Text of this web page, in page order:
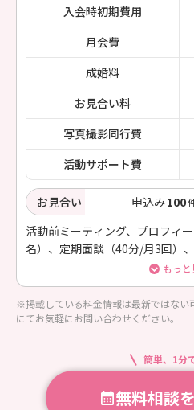
入会時初期費用
月会費
成婚料
お見合い料
写真撮影同行費
活動サポート費
お見合い 申込み100
活動前ミーティング、プロフィ
名）、定期面談（40分/月3回）
もっと
※掲載している料金情報は最新ではない
にてお気軽にお問い合わせください。
簡単、1分
無料相談